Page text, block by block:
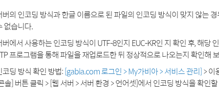
버의 인코딩 방식과 한글 이름으로 된 파일의 인코딩 방식이 맞지 않는
없습니다.
버에서 사용하는 인코딩 방식이 UTF-8인지 EUC-KR인 지 확인 후, 해당
프로그램을 통해 파일을 재업로드한 뒤 정상적으로 나오는지 확인해
코딩 방식 확인 방법:[gabia.com 로그인 > My가비아 > 서비스 관리]> 이
솔] 버튼 클릭 > [웹 서버 > 서버 환경 > 언어셋]에서 인코딩 방식을 확인